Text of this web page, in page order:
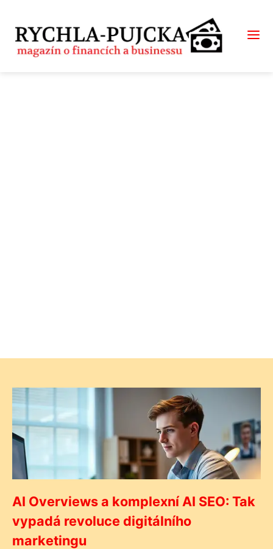
AI Overviews a komplexní AI SEO: Tak
vypadá revoluce digitálního
marketingu